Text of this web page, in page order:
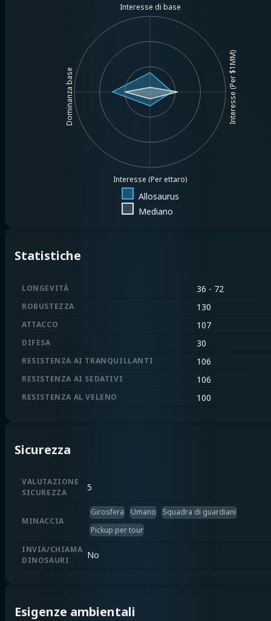
Interesse di base
Interesse (Per $1MM)
Interesse (Per ettaro)
Dominanza base
Allosaurus
Mediano
Statistiche
LONGEVITÀ 36 - 72
ROBUSTEZZA 130
ATTACCO 107
DIFESA 30
RESISTENZA AI TRANQUILLANTI 106
RESISTENZA AI SEDATIVI 106
RESISTENZA AL VELENO 100
Sicurezza
VALUTAZIONE
SICUREZZA
5
MINACCIA
Girosfera Umano
Squadra di guardiani
Pickup per tour
INVIA/CHIAMA
DINOSAURI
No
Esigenze ambientali